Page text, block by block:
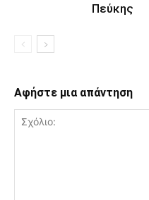
Πεύκης
Αφήστε μια απάντηση